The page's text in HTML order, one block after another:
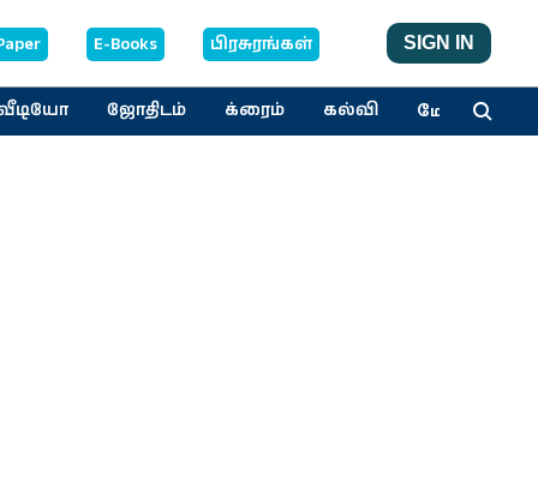
E-Books பிரசுரங்கள் SIGN IN
ஜோதிடம் க்ரைம் கல்வி மேலும்